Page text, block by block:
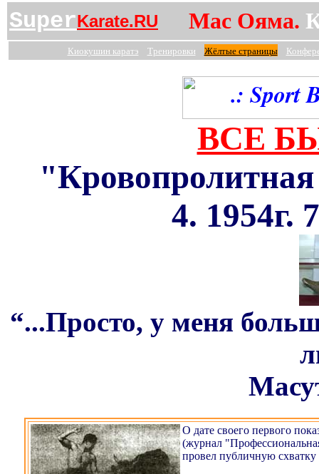
SuperKarate.RU Мас Ояма.
Киокушин каратэ Тренировки Жёлтые страницы
ВСЕ
4. 1954г.
“...Просто, у меня
О дате своего первого
(журнал
провел публичную